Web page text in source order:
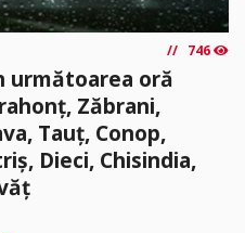
746
următoarea oră
Zăbrani,
Tauț, Conop,
Dieci, Chisindia,